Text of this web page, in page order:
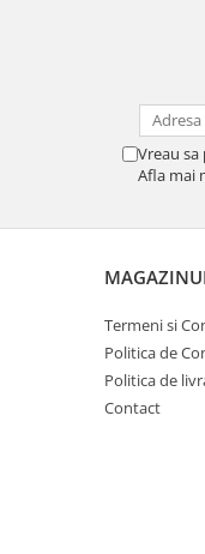
Vreau
Afla mai
Termeni si
Politica de
Politica de
Contact